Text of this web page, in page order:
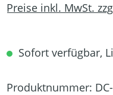
Preise inkl. MwSt.
Sofort verfügbar,
Produktnummer: